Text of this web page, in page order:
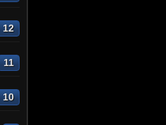
12
11
10